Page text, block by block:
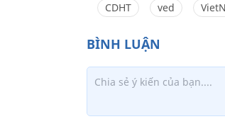
CDHT ved